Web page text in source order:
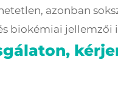
azonban
biokémiai